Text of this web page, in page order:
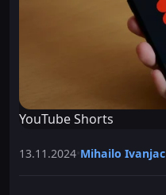
YouTube Shorts
13.11.2024 Mihailo Ivanjac